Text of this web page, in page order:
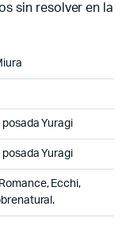
sin resolver en la
posada Yuragi
posada Yuragi
Ecchi,